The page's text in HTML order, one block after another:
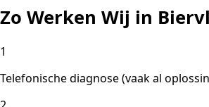
Zo Werken Wij in
1
Telefonische diagnose (vaak al